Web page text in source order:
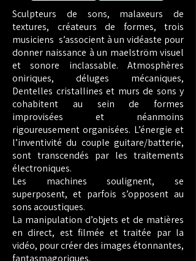
Sculpteurs de sons, malaxeurs de
textures, créateurs de formes, trois
musiciens s’associent à un vidéaste pour
donner naissance à un maelström visuel
et sonore inclassable. Atmosphères
oniriques, déluges mécaniques,
Dentelles cristallines et murs de sons y
cohabitent au sein de formes
improvisées et néanmoins
rigoureusement organisées. L’énergie et
l’inventivité du couple guitare/batterie,
sont transcendés par les traitements
électroniques.
​Les machines soulignent, se
superposent, et parfois s’opposent au
sons acoustiques.
La manipulation d’objets et de matières
en direct, est filmée et traitée par la
vidéo, pour créer des images étonnantes,
fantasmagoriques.